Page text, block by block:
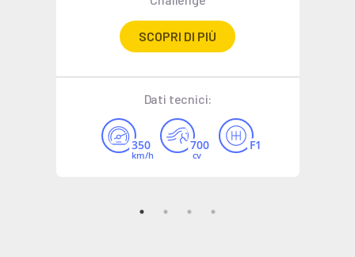
SCOPRI DI PIÙ
Dati tecnici:
350
km/h
700
cv
F1